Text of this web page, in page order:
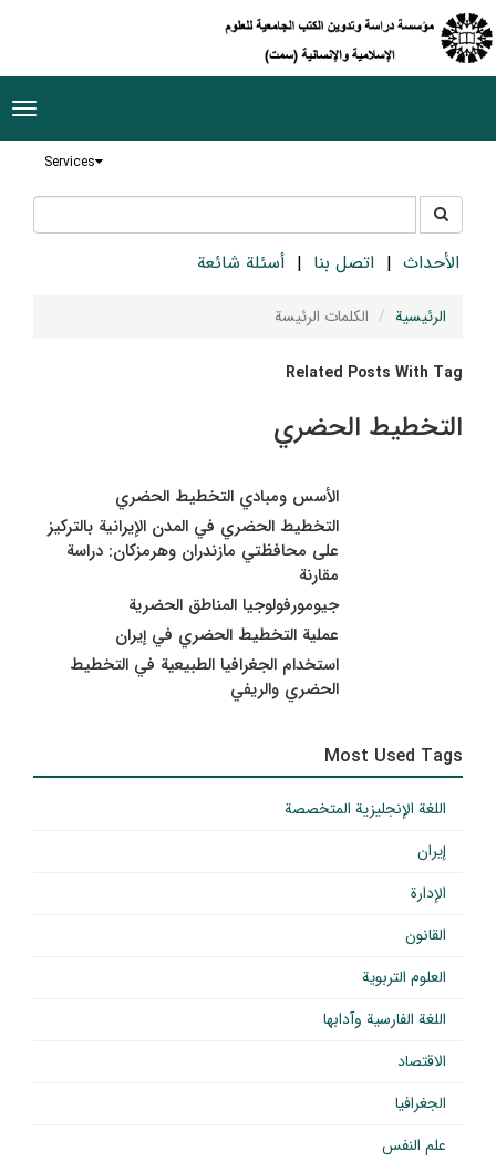
Services
جستجو
در
سایتالأحداث اتصل بنا أسئلة شائعة
الرئيسية الکلمات الرئيسة
Related Posts With Tag
التخطيط الحضري
الأسس ومبادي التخطيط الحضري
التخطيط الحضري في المدن الإيرانية بالتركيز
على محافظتي مازندران وهرمزكان: دراسة
مقارنة
جيومورفولوجيا المناطق الحضرية
عملية التخطيط الحضري في إيران
استخدام الجغرافيا الطبيعية في التخطيط
الحضري والريفي
Most Used Tags
اللغة الإنجليزية المتخصصة
إيران
الإدارة
القانون
العلوم التربوية
اللغة الفارسية وآدابها
الاقتصاد
الجغرافيا
علم النفس